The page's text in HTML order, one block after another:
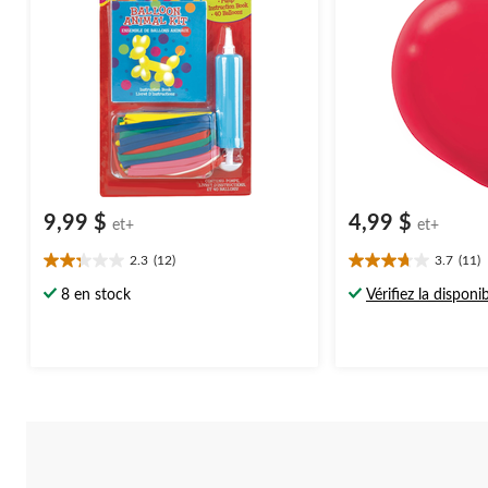
9,99 $ et+
2.3 (12)
2.3
étoile(s)
8 en stock
4,99 $ et+
3.7 (11)
3.7
étoile(s)
Vérifiez la